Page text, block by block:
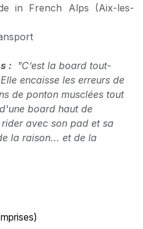
in French Alps (Aix-les-
: "C’est la board tout-
encaisse les erreurs de
de ponton musclées tout
board haut de
avec son pad et sa
la raison... et de la